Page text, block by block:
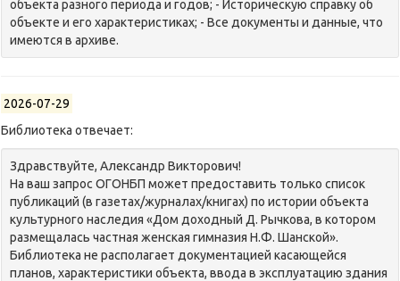
объекта разного периода и годов; - Историческую справку об
объекте и его характеристиках; - Все документы и данные, что
имеются в архиве.
2026-07-29
Библиотека отвечает:
Здравствуйте, Александр Викторович!
На ваш запрос ОГОНБП может предоставить только список
публикаций (в газетах/журналах/книгах) по истории объекта
культурного наследия «Дом доходный Д. Рычкова, в котором
размещалась частная женская гимназия Н.Ф. Шанской».
Библиотека не располагает документацией касающейся
планов, характеристики объекта, ввода в эксплуатацию здания